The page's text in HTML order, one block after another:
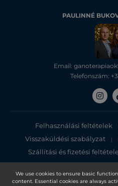
We use cookies to ensure basic
content. Essential cookies are always
PAULINNÉ
Email:
Telefonszám:
Felhasználási feltételek
Visszaküldési szabályzat |
Szállítási és fizetési
Adatvédelmi